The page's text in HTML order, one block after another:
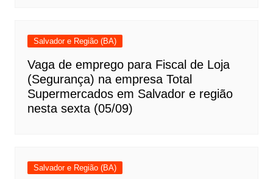
Salvador e Região (BA)
Vaga de emprego para Fiscal de Loja
(Segurança) na empresa Total
Supermercados em Salvador e região
nesta sexta (05/09)
Salvador e Região (BA)